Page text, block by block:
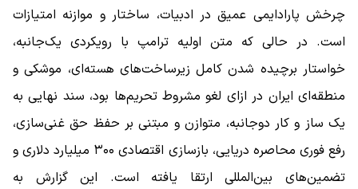
چرخش پارادایمی عمیق در ادبیات، ساختار و موازنه امتیازات
است. در حالی که متن اولیه ترامپ با رویکردی یک‌جانبه،
خواستار برچیده شدن کامل زیرساخت‌های هسته‌ای، موشکی و
منطقه‌ای ایران در ازای لغو مشروط تحریم‌ها بود، سند نهایی به
یک ساز و کار دوجانبه، متوازن و مبتنی بر حفظ حق غنی‌سازی،
رفع فوری محاصره دریایی، بازسازی اقتصادی ۳۰۰ میلیارد دلاری و
تضمین‌های بین‌المللی ارتقا یافته است. این گزارش به